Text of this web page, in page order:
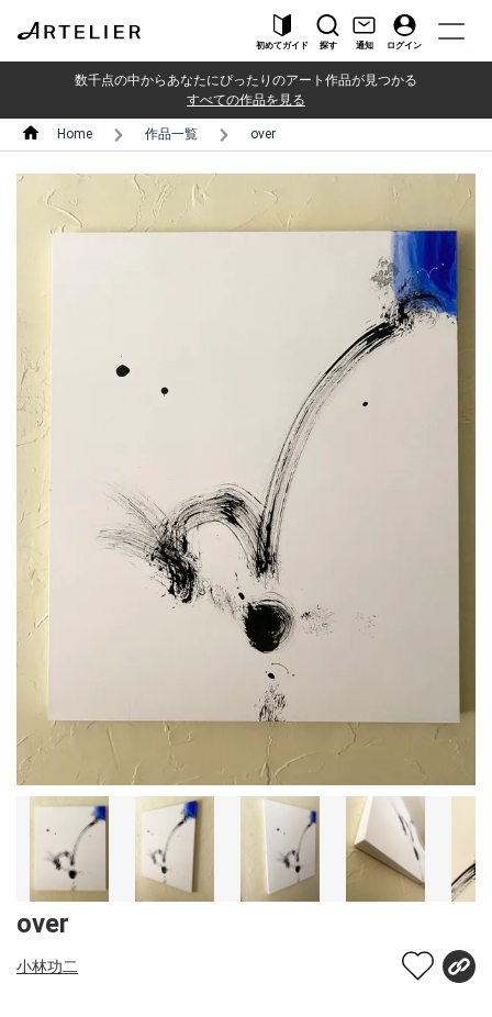
初めてガイド 探す 通知 ログイン
数千点の中からあなたにぴったりのアート作品が見つかる
すべての作品を見る
Home 作品一覧 over
over
小林功二